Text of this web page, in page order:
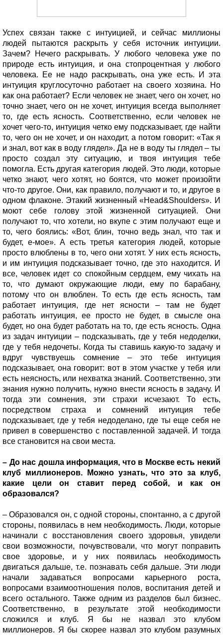
Успех связан также с интуицией, и сейчас миллионы
людей пытаются раскрыть у себя источник интуиции.
Зачем? Нечего раскрывать. У любого человека уже по
природе есть интуиция, и она стопроцентная у любого
человека. Ее не надо раскрывать, она уже есть. И эта
интуиция круглосуточно работает на своего хозяина. Но
как она работает? Если человек не знает, чего он хочет, но
точно знает, чего он не хочет, интуиция всегда выполняет
то, где есть ясность. Соответственно, если человек не
хочет чего-то, интуиция четко ему подсказывает, где найти
то, чего он не хочет, и он находит, а потом говорит: «Так я
и знал, вот как в воду глядел». Да не в воду ты глядел – ты
просто создал эту ситуацию, и твоя интуиция тебе
помогла. Есть другая категория людей. Это люди, которые
четко знают, чего хотят, но боятся, что может произойти
что-то другое. Они, как правило, получают и то, и другое в
одном флаконе. Этакий жизненный «Head&Shoulders». И
моют себе голову этой жизненной ситуацией. Они
получают то, что хотели, но вкупе с этим получают еще и
то, чего боялись: «Вот, блин, точно ведь знал, что так и
будет, е-мое». А есть третья категория людей, которые
просто влюблены в то, чего они хотят. У них есть ясность,
и им интуиция подсказывает точно, где это находится. И
все, человек идет со спокойным сердцем, ему чихать на
то, что думают окружающие люди, ему по барабану,
потому что он влюблен. То есть где есть ясность, там
работает интуиция, где нет ясности – там не будет
работать интуиция, ее просто не будет, в смысле она
будет, но она будет работать на то, где есть ясность. Одна
из задач интуиции – подсказывать, где у тебя недоделки,
где у тебя недочеты. Когда ты ставишь какую-то задачу и
вдруг чувствуешь сомнение – это тебе интуиция
подсказывает, она говорит: вот в этом участке у тебя или
есть неясность, или нехватка знаний. Соответственно, эти
знания нужно получить, нужно внести ясность в задачу. И
тогда эти сомнения, эти страхи исчезают. То есть,
посредством страха и сомнений интуиция тебе
подсказывает, где у тебя недоделано, где ты еще себя не
привел в совершенство с поставленной задачей. И тогда
все становится на свои места.
– До нас дошла информация, что в Москве есть некий
клуб миллионеров. Можно узнать, что это за клуб,
какие цели он ставит перед собой, и как он
образовался?
– Образовался он, с одной стороны, спонтанно, а с другой
стороны, появилась в нем необходимость. Люди, которые
начинали с восстановления своего здоровья, увидели
свои возможности, почувствовали, что могут поправить
свое здоровье, и у них появилась необходимость
двигаться дальше, т.е. познавать себя дальше. Эти люди
начали задаваться вопросами карьерного роста,
вопросами взаимоотношения полов, воспитания детей и
всего остального. Также одним из разделов был бизнес.
Соответственно, в результате этой необходимости
сложился и клуб. Я бы не назвал это клубом
миллионеров. Я бы скорее назвал это клубом разумных